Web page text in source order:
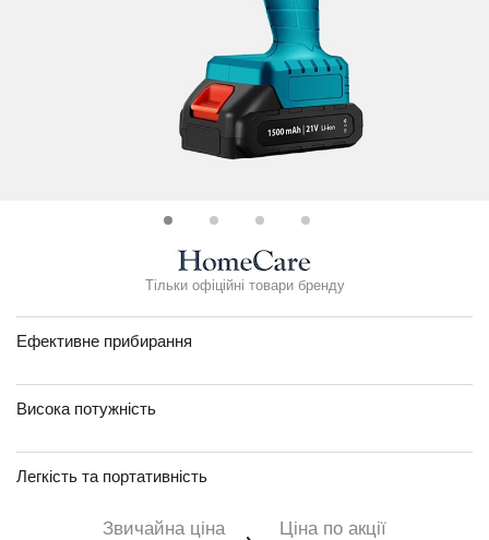
Тільки офіційні товари бренду
Ефективне прибирання
Висока потужність
Легкість та портативність
Звичайна ціна Ціна по акції